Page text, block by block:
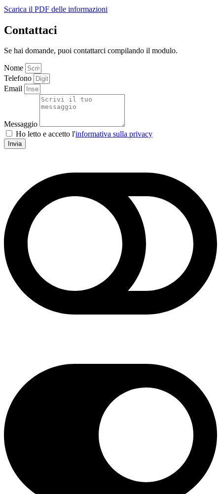
Scarica il PDF delle informazioni
Contattaci
Se hai domande, puoi contattarci compilando il modulo.
Nome
Telefono
Email
Messaggio
Ho letto e accetto l'informativa sulla privacy
Invia